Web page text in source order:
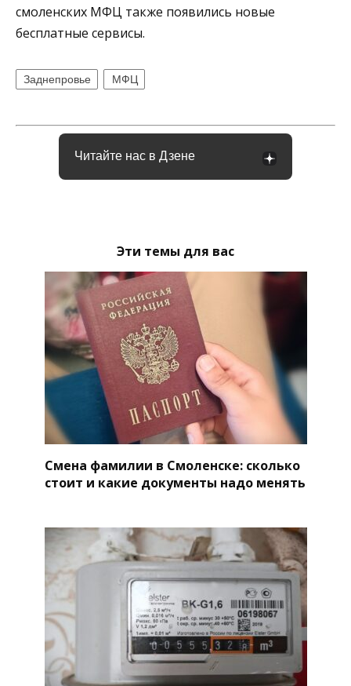
смоленских МФЦ также появились новые
бесплатные сервисы.
Заднепровье МФЦ
Читайте нас в Дзене
Эти темы для вас
Смена фамилии в Смоленске: сколько
стоит и какие документы надо менять